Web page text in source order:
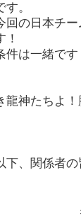
。
回の日本チ
件は一緒です
龍神たちよ
下、関係者